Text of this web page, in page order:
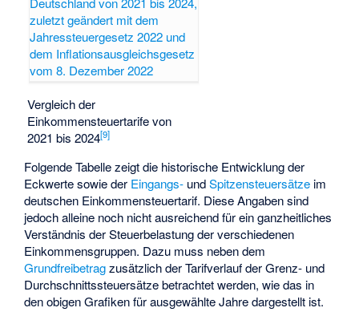
Vergleich der
Einkommensteuertarife von
2021 bis 2024[9]
Folgende Tabelle zeigt die historische Entwicklung der
Eckwerte sowie der Eingangs- undSpitzensteuersätze im
deutschen Einkommensteuertarif. Diese Angaben sind
jedoch alleine noch nicht ausreichend für ein ganzheitliches
Verständnis der Steuerbelastung der verschiedenen
Einkommensgruppen. Dazu muss neben dem
Grundfreibetragzusätzlich der Tarifverlauf der Grenz- und
Durchschnittssteuersätze betrachtet werden, wie das in
den obigen Grafiken für ausgewählte Jahre dargestellt ist.